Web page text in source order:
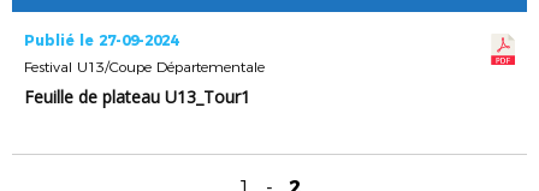
Publié le 27-09-2024
Festival U13/Coupe Départementale
Feuille de plateau U13_Tour1